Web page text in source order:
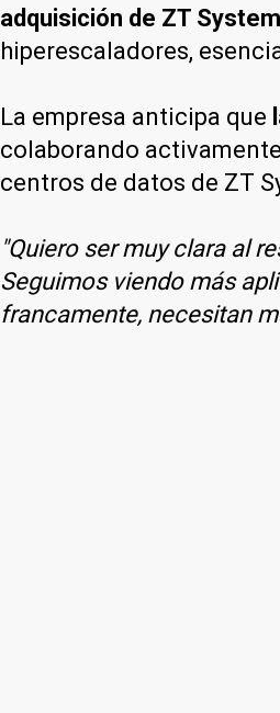
adquisición de ZT
hiperescaladores,
La empresa anticipa que
colaborando
centros de datos de ZT
"Quiero ser muy clara al
Seguimos viendo más
francamente, necesitan